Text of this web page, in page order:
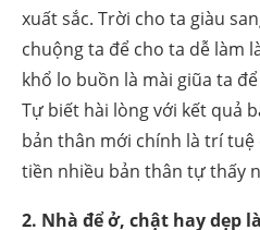
xuất sắc. Trời cho ta giàu
chuộng ta để cho ta dễ làm
khổ lo buồn là mài giũa ta
Tự biết hài lòng với kết quả
bản thân mới chính là trí
tiền nhiều bản thân tự thấy
2. Nhà để ở, chật hay dẹp